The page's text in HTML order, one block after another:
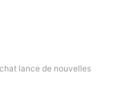
lance de nouvelles